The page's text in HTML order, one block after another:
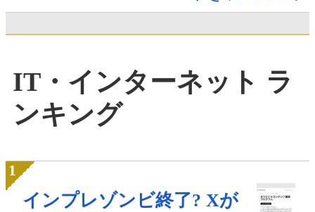
IT・インターネット ラ
ンキング
インプレゾンビ終了? Xが